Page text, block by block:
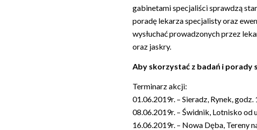
gabinetami specjaliści sprawdzą
poradę lekarza specjalisty oraz
wysłuchać prowadzonych przez
oraz jaskry.
Aby skorzystać z badań i porady
Terminarz akcji:
01.06.2019r. – Sieradz, Rynek, godz.
08.06.2019r. – Świdnik, Lotnisko od
16.06.2019r. – Nowa Dęba, Tereny